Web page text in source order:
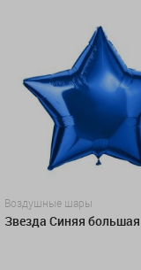
Воздушные шары
Звезда Синяя большая